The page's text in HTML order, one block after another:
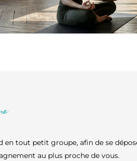
en tout petit groupe, afin de se
au plus proche de vous.